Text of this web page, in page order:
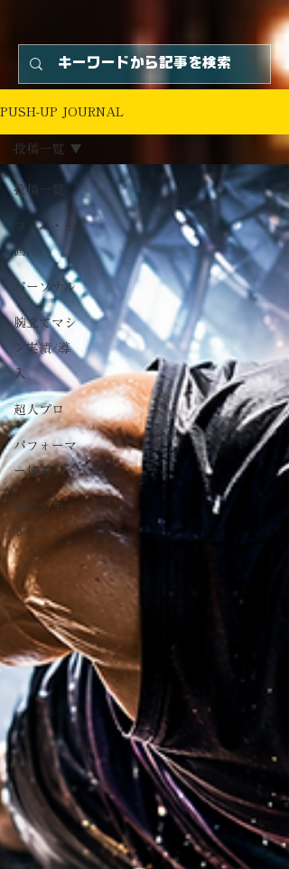
PUSH-UP JOURNAL
投稿一覧
コラム・企
画
パーソナル
腕立てマシ
ン実績/導
入
超人プロ
パフォーマ
ー情報
腕立てチャ
レンジ
投稿一覧